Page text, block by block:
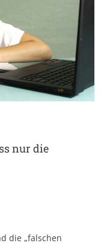
nur die
die „falschen